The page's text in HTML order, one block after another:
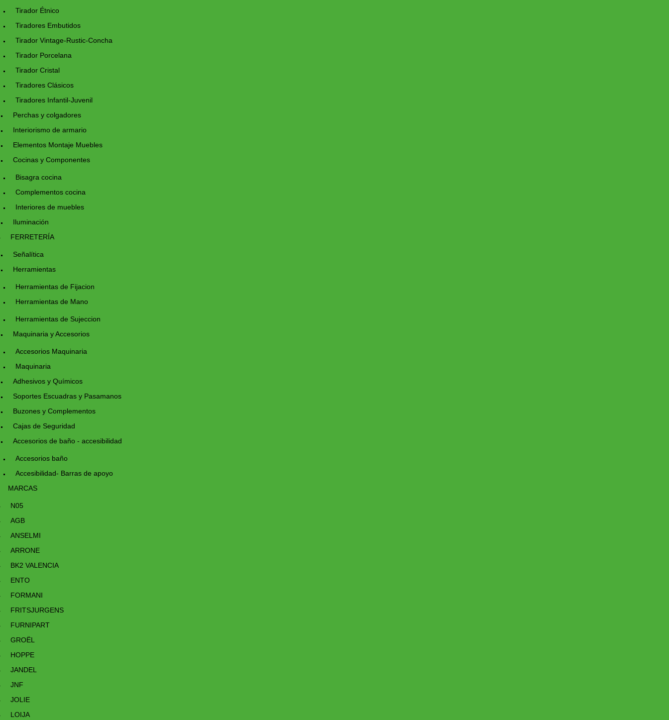
Tirador Étnico
Tiradores Embutidos
Tirador Vintage-Rustic-Concha
Tirador Porcelana
Tirador Cristal
Tiradores Clásicos
Tiradores Infantil-Juvenil
Perchas y colgadores
Interiorismo de armario
Elementos Montaje Muebles
Cocinas y Componentes
Bisagra cocina
Complementos cocina
Interiores de muebles
Iluminación
FERRETERÍA
Señalítica
Herramientas
Herramientas de Fijacion
Herramientas de Mano
Herramientas de Sujeccion
Maquinaria y Accesorios
Accesorios Maquinaria
Maquinaria
Adhesivos y Químicos
Soportes Escuadras y Pasamanos
Buzones y Complementos
Cajas de Seguridad
Accesorios de baño - accesibilidad
Accesorios baño
Accesibilidad- Barras de apoyo
MARCAS
N05
AGB
ANSELMI
ARRONE
BK2 VALENCIA
ENTO
FORMANI
FRITSJURGENS
FURNIPART
GROËL
HOPPE
JANDEL
JNF
JOLIE
LOIJA